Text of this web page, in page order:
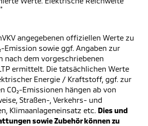
angegebenen offiziellen Werte zu
Emission sowie ggf. Angaben zur
nach dem vorgeschriebenen
ermittelt. Die tatsächlichen Werte
Energie / Kraftstoff, ggf. zur
CO₂-Emissionen hängen ab von
Straßen-, Verkehrs- und
Klimaanlageneinsatz etc. Dies und
sowie Zubehör können zu